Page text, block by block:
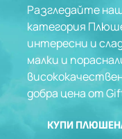
Разгледайте
категория
интересни и
малки и
добра цена от
КУПИ